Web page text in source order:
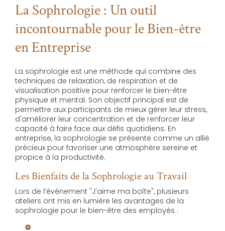
La Sophrologie : Un outil
incontournable pour le Bien-être
en Entreprise
La sophrologie est une méthode qui combine des
techniques de relaxation, de respiration et de
visualisation positive pour renforcer le bien-être
physique et mental. Son objectif principal est de
permettre aux participants de mieux gérer leur stress,
d'améliorer leur concentration et de renforcer leur
capacité à faire face aux défis quotidiens. En
entreprise, la sophrologie se présente comme un allié
précieux pour favoriser une atmosphère sereine et
propice à la productivité.
Les Bienfaits de la Sophrologie au Travail
Lors de l’événement "J'aime ma boîte", plusieurs
ateliers ont mis en lumière les avantages de la
sophrologie pour le bien-être des employés :